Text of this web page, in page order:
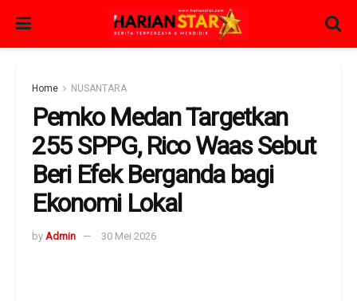
Home NUSANTARA
Pemko Medan Targetkan
255 SPPG, Rico Waas Sebut
Beri Efek Berganda bagi
Ekonomi Lokal
by Admin 30 Mei 2026